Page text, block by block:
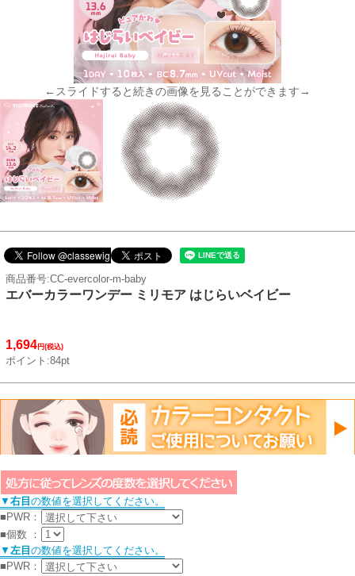
←スライドすると続きの画像を見ることができます→
商品番号:CC-evercolor-m-baby
エバーカラーワンデー ミリモア はじらいベイビー
1,694円(税込)
ポイント:84pt
▼ 右目 の数値を選択してください。
■PWR ：
■個数
：
▼ 左目 の数値を選択してください。
■PWR ：